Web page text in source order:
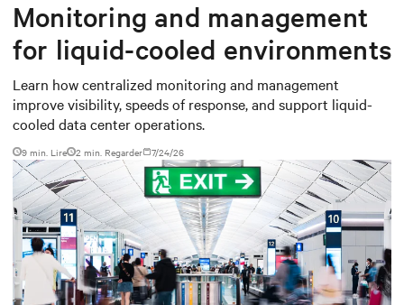
Monitoring and management
for liquid-cooled environments
Learn how centralized monitoring and management
improve visibility, speeds of response, and support liquid-
cooled data center operations.
9 min. Lire 2 min. Regarder 7/24/26